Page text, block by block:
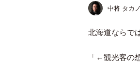
中将 タカ
北海道ならで
「←観光客の